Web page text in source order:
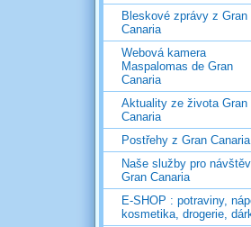
Bleskové zprávy z Gran
Canaria
Webová kamera
Maspalomas de Gran
Canaria
Aktuality ze života Gran
Canaria
Postřehy z Gran Canaria
Naše služby pro
Gran Canaria
E-SHOP : potraviny,
kosmetika, drogerie,